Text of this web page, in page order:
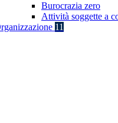
Burocrazia zero
Attività soggette a
11